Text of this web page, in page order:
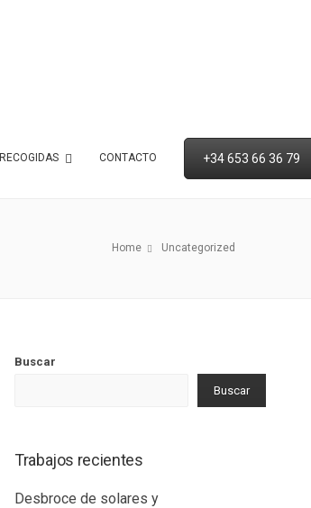
RECOGIDAS CONTACTO +34 653 66 36 79
Home Uncategorized
Buscar
Buscar
Trabajos recientes
Desbroce de solares y